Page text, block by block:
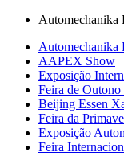
Automechanika
Automechanika
AAPEX Show
Exposição
Feira de Outono
Beijing Essen
Feira da
Exposição
Feira